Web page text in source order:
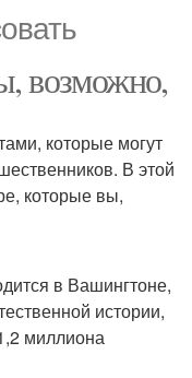
возможно,
которые могут
В этой
которые вы,
в Вашингтоне,
истории,
миллиона